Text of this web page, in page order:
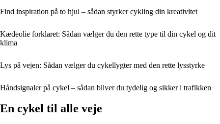
Find inspiration på to hjul – sådan styrker cykling din kreativitet
Kædeolie forklaret: Sådan vælger du den rette type til din cykel og dit
klima
Lys på vejen: Sådan vælger du cykellygter med den rette lysstyrke
Håndsignaler på cykel – sådan bliver du tydelig og sikker i trafikken
En cykel til alle veje